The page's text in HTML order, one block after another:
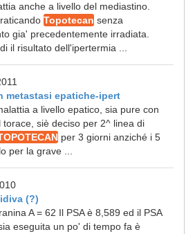
anche a livello del mediastino.
Topotecan senza
gia' precedentemente irradiata.
il risultato dell'ipertermia ...
metastasi epatiche-ipert
a livello epatico, sia pure con
torace, siè deciso per 2^ linea di
per 3 giorni anziché i 5
per la grave ...
(?)
A = 62 Il PSA è 8,589 ed il PSA
eseguita un po' di tempo fa è